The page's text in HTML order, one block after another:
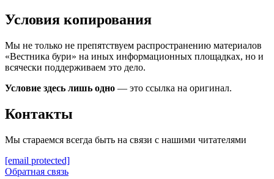
Условия копирования
Мы не только не препятствуем распространению материалов
«Вестника бури» на иных информационных площадках, но и
всячески поддерживаем это дело.
Условие здесь лишь одно — это ссылка на оригинал.
Контакты
Мы стараемся всегда быть на связи с нашими читателями
[email protected]
Обратная связь